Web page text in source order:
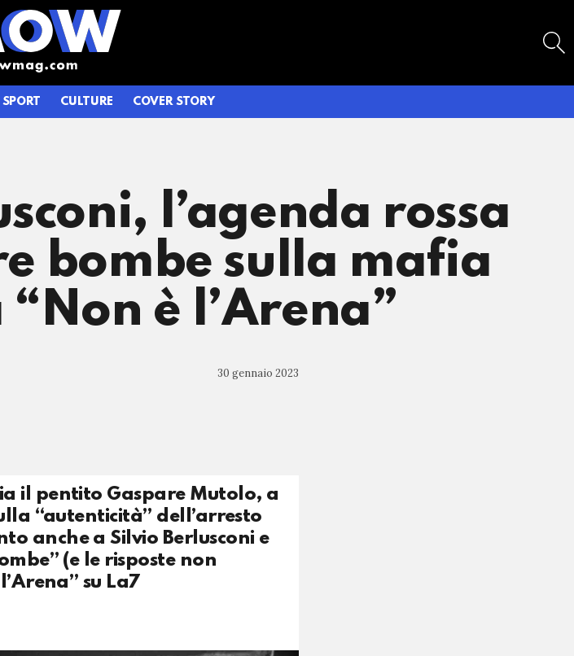
SPORT CULTURE COVER STORY
l’agenda rossa
bombe sulla mafia
è l’Arena”
30 gennaio 2023
il pentito Gaspare Mutolo, a
“autenticità” dell’arresto
anche a Silvio Berlusconi e
(e le risposte non
su La7